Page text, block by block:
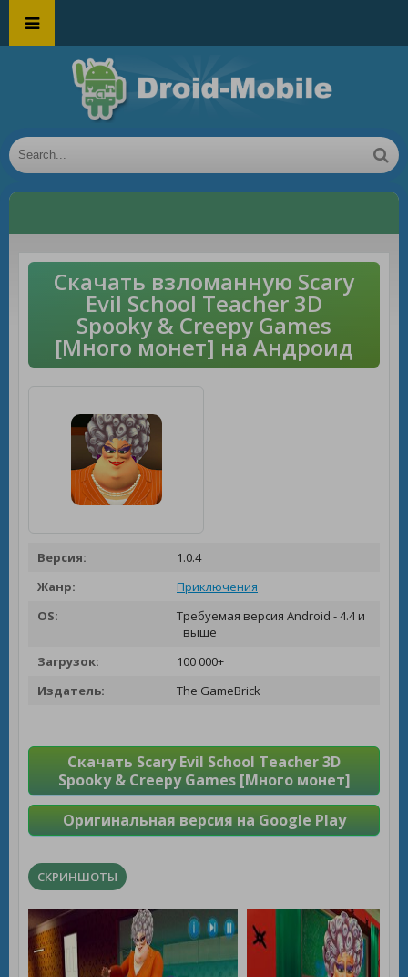
Скачать взломанную Scary
Evil School Teacher 3D
Spooky & Creepy Games
[Много монет] на Андроид
Версия:
1.0.4
Жанр:
Приключения
OS:
Требуемая версия Android - 4.4 и
выше
Загрузок:
100 000+
Издатель:
The GameBrick
Скачать Scary Evil School Teacher 3D
Spooky & Creepy Games [Много монет]
Оригинальная версия на Google Play
СКРИНШОТЫ